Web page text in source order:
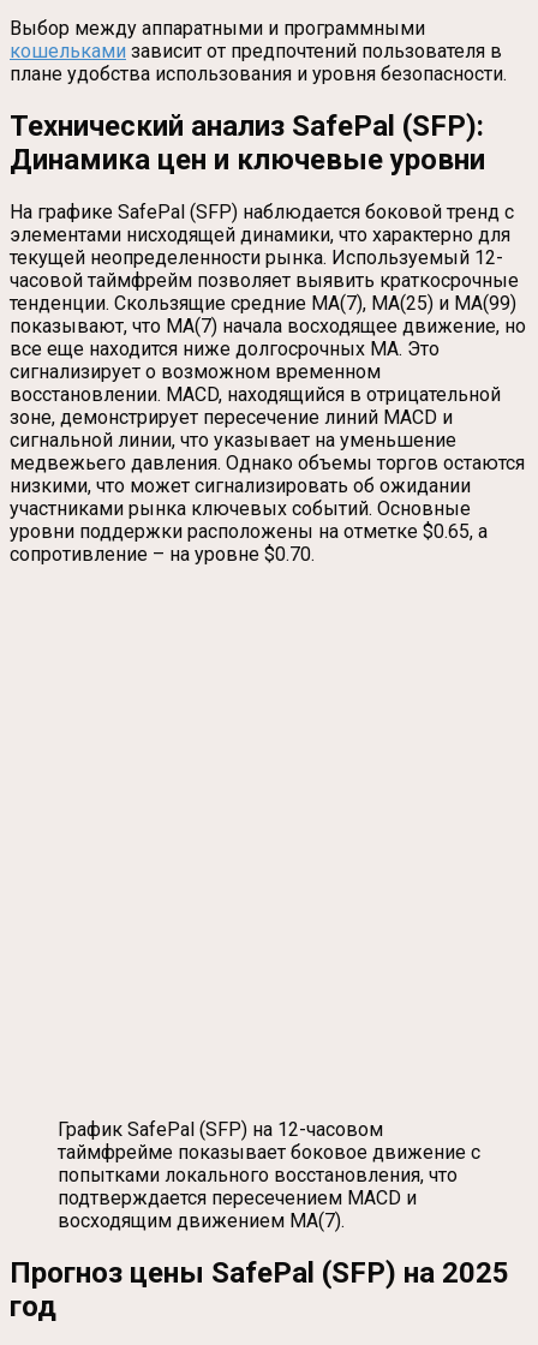
Выбор между аппаратными и программными
кошельками зависит от предпочтений пользователя в
плане удобства использования и уровня безопасности.
Технический анализ SafePal (SFP):
Динамика цен и ключевые уровни
На графике SafePal (SFP) наблюдается боковой тренд с
элементами нисходящей динамики, что характерно для
текущей неопределенности рынка. Используемый 12-
часовой таймфрейм позволяет выявить краткосрочные
тенденции. Скользящие средние MA(7), MA(25) и MA(99)
показывают, что MA(7) начала восходящее движение, но
все еще находится ниже долгосрочных MA. Это
сигнализирует о возможном временном
восстановлении. MACD, находящийся в отрицательной
зоне, демонстрирует пересечение линий MACD и
сигнальной линии, что указывает на уменьшение
медвежьего давления. Однако объемы торгов остаются
низкими, что может сигнализировать об ожидании
участниками рынка ключевых событий. Основные
уровни поддержки расположены на отметке $0.65, а
сопротивление – на уровне $0.70.
График SafePal (SFP) на 12-часовом
таймфрейме показывает боковое движение с
попытками локального восстановления, что
подтверждается пересечением MACD и
восходящим движением MA(7).
Прогноз цены SafePal (SFP) на 2025
год